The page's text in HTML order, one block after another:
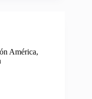
América,